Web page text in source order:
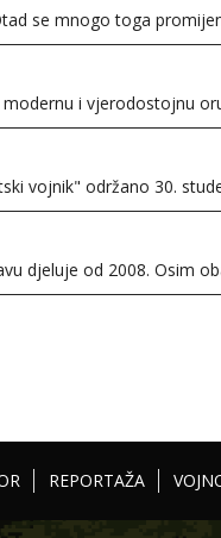
se mnogo toga
i vjerodostojnu
vojnik" održano 30.
djeluje od 2008. Osim
REPORTAŽA